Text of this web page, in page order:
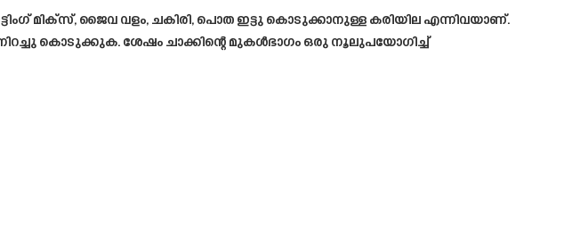
മിക്സ്, ജൈവ വളം, ചകിരി, പൊത ഇട്ടു കൊടുക്കാനുള്ള കരിയില എന്നിവയാണ്.
നിറച്ചു കൊടുക്കുക. ശേഷം ചാക്കിന്റെ മുകൾഭാഗം ഒരു നൂലുപയോഗിച്ച്